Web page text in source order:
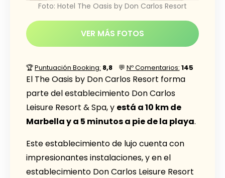
Foto: Hotel The Oasis by Don Carlos Resort
VER MÁS FOTOS
🏆Puntuación Booking: 8,8 💬 Nº Comentarios: 145
El The Oasis by Don Carlos Resort forma
parte del establecimiento Don Carlos
Leisure Resort & Spa, y está a 10 km de
Marbella y a 5 minutos a pie de la playa.
Este establecimiento de lujo cuenta con
impresionantes instalaciones, y en el
establecimiento Don Carlos Leisure Resort